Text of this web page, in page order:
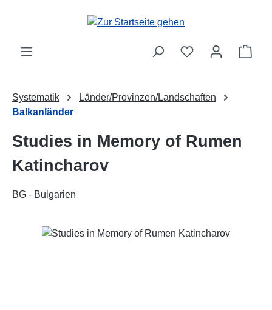
Zum Hauptinhalt springen
Systematik
Länder/Provinzen/Landschaften
Balkanländer
Studies in Memory of Rumen
Katincharov
BG - Bulgarien
Bildergalerie überspringen